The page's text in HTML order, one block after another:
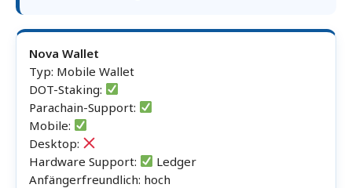
Nova Wallet
Typ: Mobile Wallet
DOT-Staking:
Parachain-Support:
Mobile:
Desktop:
Hardware Support:
Ledger
Anfängerfreundlich: hoch